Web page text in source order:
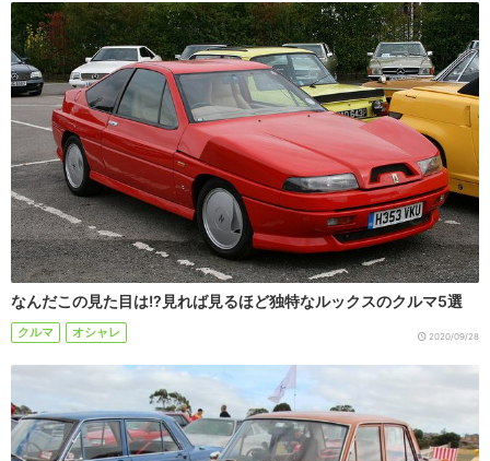
なんだこの見た目は!?見れば見るほど独特なルックスのクルマ5選
クルマ オシャレ 2020/09/28